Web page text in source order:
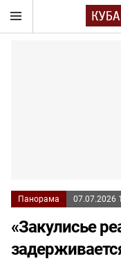
Панорама 07.07.2026
«Закулисье